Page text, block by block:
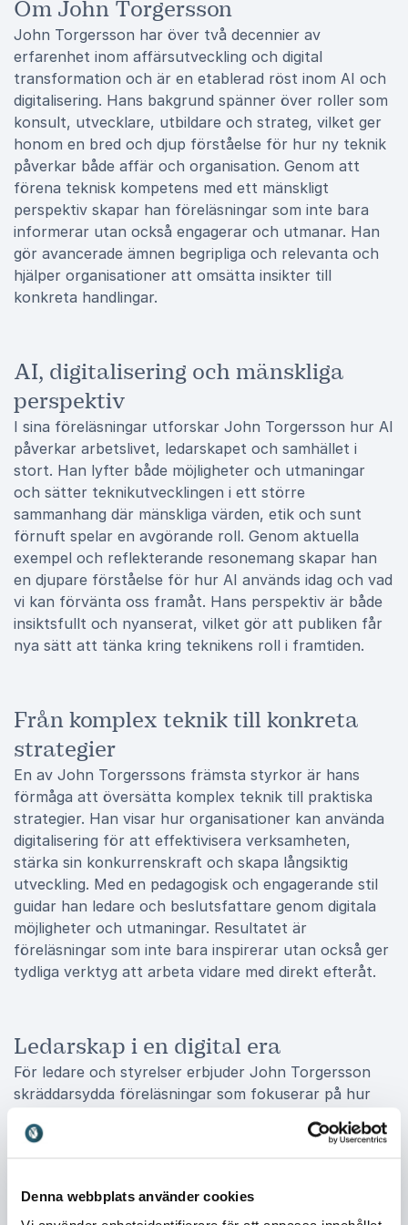
Denna webbplats använder cookies
Om John Torgersson
John Torgersson har över två decennier av
erfarenhet inom affärsutveckling och digital
transformation och är en etablerad röst inom AI och
digitalisering. Hans bakgrund spänner över roller som
konsult, utvecklare, utbildare och strateg, vilket ger
honom en bred och djup förståelse för hur ny teknik
påverkar både affär och organisation. Genom att
förena teknisk kompetens med ett mänskligt
perspektiv skapar han föreläsningar som inte bara
informerar utan också engagerar och utmanar. Han
gör avancerade ämnen begripliga och relevanta och
hjälper organisationer att omsätta insikter till
konkreta handlingar.
AI, digitalisering och mänskliga
perspektiv
I sina föreläsningar utforskar John Torgersson hur AI
påverkar arbetslivet, ledarskapet och samhället i
stort. Han lyfter både möjligheter och utmaningar
och sätter teknikutvecklingen i ett större
sammanhang där mänskliga värden, etik och sunt
förnuft spelar en avgörande roll. Genom aktuella
exempel och reflekterande resonemang skapar han
en djupare förståelse för hur AI används idag och vad
vi kan förvänta oss framåt. Hans perspektiv är både
insiktsfullt och nyanserat, vilket gör att publiken får
nya sätt att tänka kring teknikens roll i framtiden.
Från komplex teknik till konkreta
strategier
En av John Torgerssons främsta styrkor är hans
förmåga att översätta komplex teknik till praktiska
strategier. Han visar hur organisationer kan använda
digitalisering för att effektivisera verksamheten,
stärka sin konkurrenskraft och skapa långsiktig
utveckling. Med en pedagogisk och engagerande stil
guidar han ledare och beslutsfattare genom digitala
möjligheter och utmaningar. Resultatet är
föreläsningar som inte bara inspirerar utan också ger
tydliga verktyg att arbeta vidare med direkt efteråt.
Ledarskap i en digital era
För ledare och styrelser erbjuder John Torgersson
skräddarsydda föreläsningar som fokuserar på hur
strategi. Han visar hur hela organisationen kan
engageras i förändringsarbetet och hur teknik kan
sin erfarenhet hjälper han företag att navigera i en